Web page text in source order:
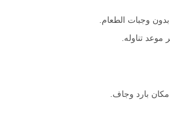
وجبات الطعام.
تناوله.